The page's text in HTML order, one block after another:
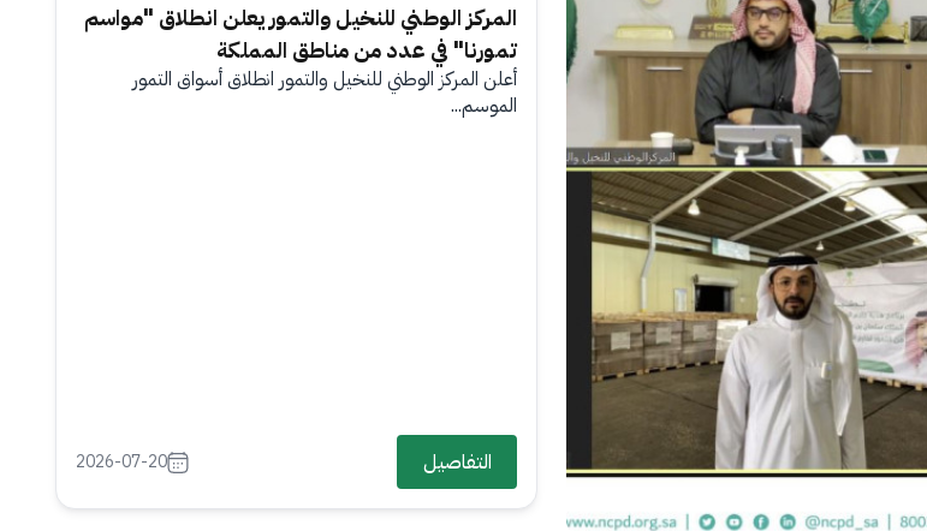
المركز الوطني للنخيل والتمور يعلن انطلاق "مواسم
تمورنا" في عدد من مناطق المملكة
أعلن المركز الوطني للنخيل والتمور انطلاق أسواق التمور
الموسم...
التفاصيل 2026-07-20